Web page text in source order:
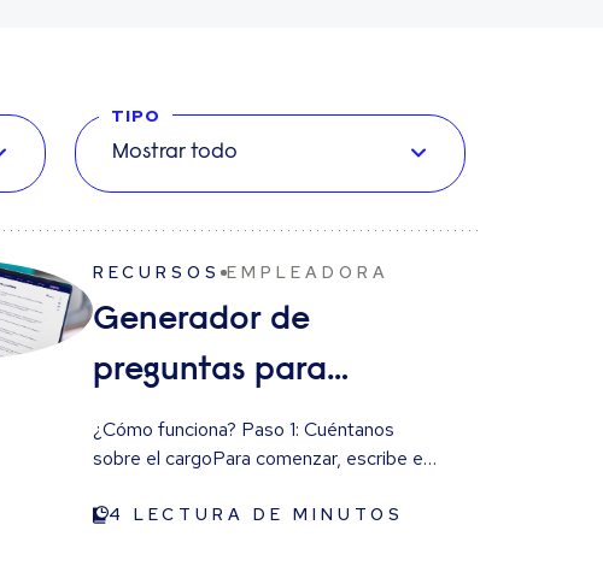
TIPO
Mostrar todo
RECURSOS EMPLEADORA
Generador de
preguntas para
entrevistas para un
reclutamiento más
inteligente
¿Cómo funciona? Paso 1: Cuéntanos
sobre el cargoPara comenzar, escribe el
selecciona el más relevante del menú
4 LECTURA DE MINUTOS